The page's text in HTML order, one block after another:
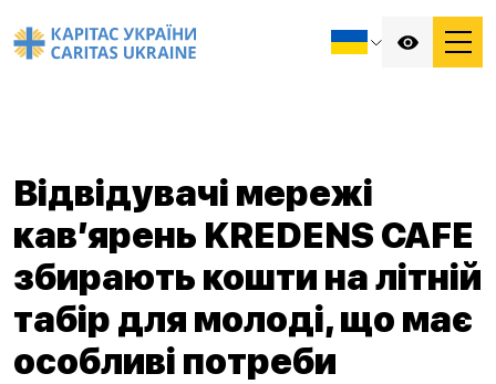
Відвідувачі мережі
кав’ярень KREDENS CAFE
збирають кошти на літній
табір для молоді, що має
особливі потреби